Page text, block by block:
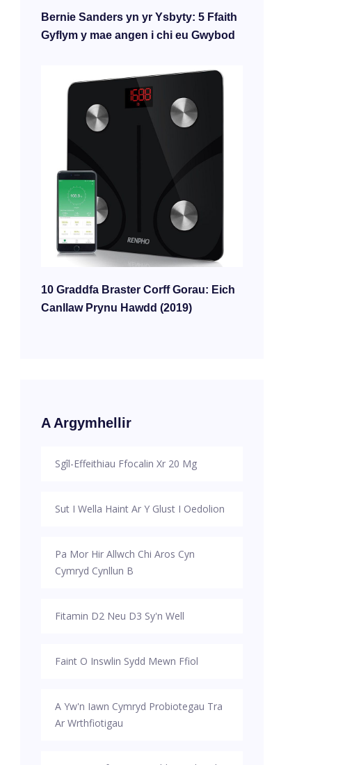
Bernie Sanders yn yr Ysbyty: 5 Ffaith
Gyflym y mae angen i chi eu Gwybod
10 Graddfa Braster Corff Gorau: Eich
Canllaw Prynu Hawdd (2019)
A Argymhellir
Sgîl-Effeithiau Ffocalin Xr 20 Mg
Sut I Wella Haint Ar Y Glust I Oedolion
Pa Mor Hir Allwch Chi Aros Cyn
Cymryd Cynllun B
Fitamin D2 Neu D3 Sy'n Well
Faint O Inswlin Sydd Mewn Ffiol
A Yw'n Iawn Cymryd Probiotegau Tra
Ar Wrthfiotigau